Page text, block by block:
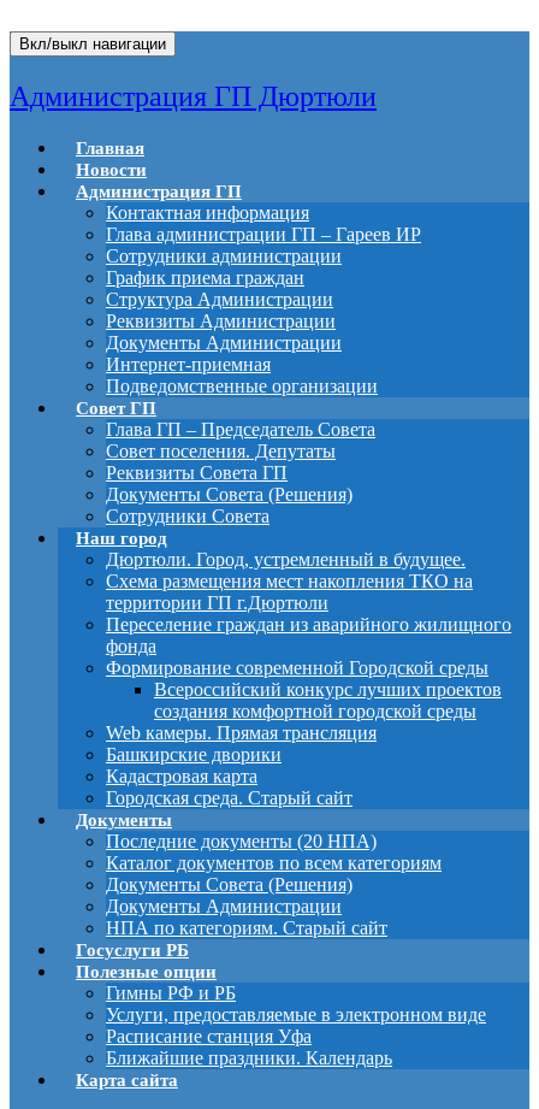
Вкл/выкл навигации
Администрация ГП Дюртюли
Главная
Новости
Администрация ГП
Контактная информация
Глава администрации ГП – Гареев ИР
Сотрудники администрации
График приема граждан
Структура Администрации
Реквизиты Администрации
Документы Администрации
Интернет-приемная
Подведомственные организации
Совет ГП
Глава ГП – Председатель Совета
Совет поселения. Депутаты
Реквизиты Совета ГП
Документы Совета (Решения)
Сотрудники Совета
Наш город
Дюртюли. Город, устремленный в будущее.
Схема размещения мест накопления ТКО на
территории ГП г.Дюртюли
Переселение граждан из аварийного жилищного
фонда
Формирование современной Городской среды
Всероссийский конкурс лучших проектов
создания комфортной городской среды
Web камеры. Прямая трансляция
Башкирские дворики
Кадастровая карта
Городская среда. Старый сайт
Документы
Последние документы (20 НПА)
Каталог документов по всем категориям
Документы Совета (Решения)
Документы Администрации
НПА по категориям. Старый сайт
Госуслуги РБ
Полезные опции
Гимны РФ и РБ
Услуги, предоставляемые в электронном виде
Расписание станция Уфа
Ближайшие праздники. Календарь
Карта сайта